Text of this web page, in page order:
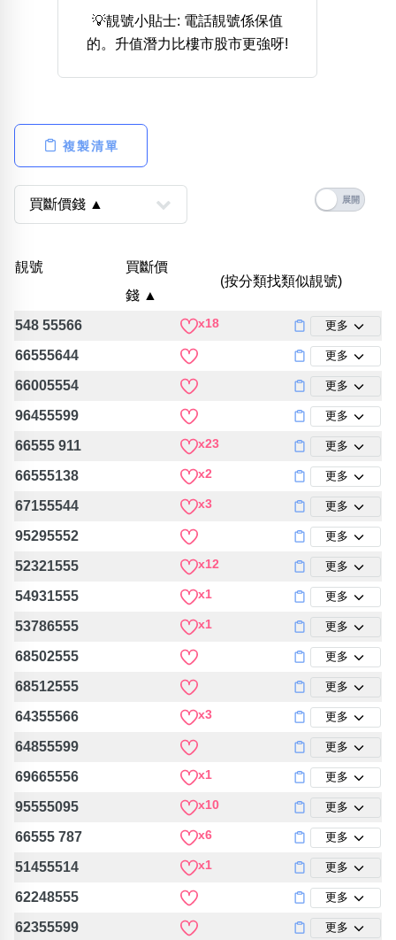
清除全部分類
幸運號分類
次數分類
易經六四卦象
清除全部分類
搜尋
💡靚號小貼士: 電話靚號係保值
的。升值潛力比樓市股市更強呀!
複製清單
靚號
買斷價
錢 ▲
(按分類找類似靚號)
548 55566 x18 更多
66555644 更多
66005554 更多
96455599 更多
66555 911 x23 更多
66555138 x2 更多
67155544 x3 更多
95295552 更多
52321555 x12 更多
54931555 x1 更多
53786555 x1 更多
68502555 更多
68512555 更多
64355566 x3 更多
64855599 更多
69665556 x1 更多
95555095 x10 更多
66555 787 x6 更多
51455514 x1 更多
62248555 更多
62355599 更多